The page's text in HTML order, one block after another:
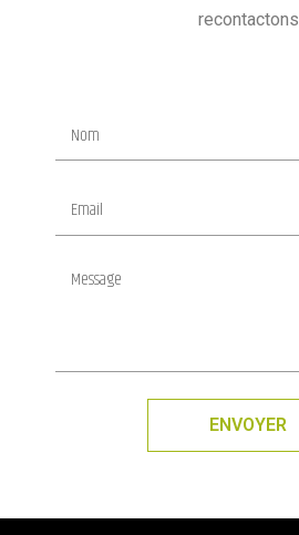
recontactons
ENVOYER